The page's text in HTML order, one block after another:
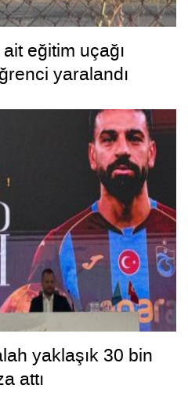
eğitim uçağı
yaralandı
yaklaşık 30 bin
attı